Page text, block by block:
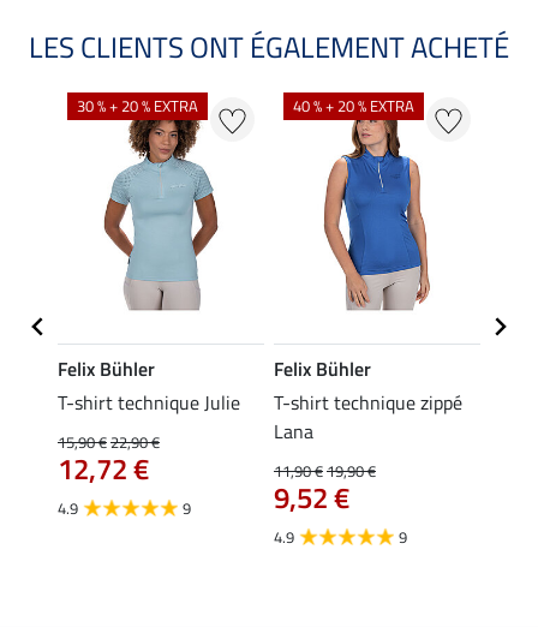
LES CLIENTS ONT ÉGALEMENT ACHETÉ
30 % + 20 % EXTRA
Felix Bühler
T-shirt technique Julie
15,90 €22,90 €
12,72 €
4.9 9
40 % + 20 % EXTRA
Felix Bühler
T-shirt technique zippé
Lana
11,90 €19,90 €
9,52 €
4.9 9